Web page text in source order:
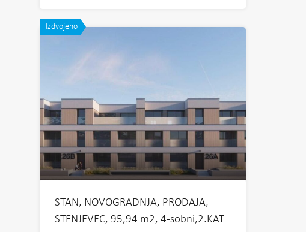
Izdvojeno
STAN, NOVOGRADNJA, PRODAJA,
STENJEVEC, 95,94 m2, 4-sobni,2.KAT